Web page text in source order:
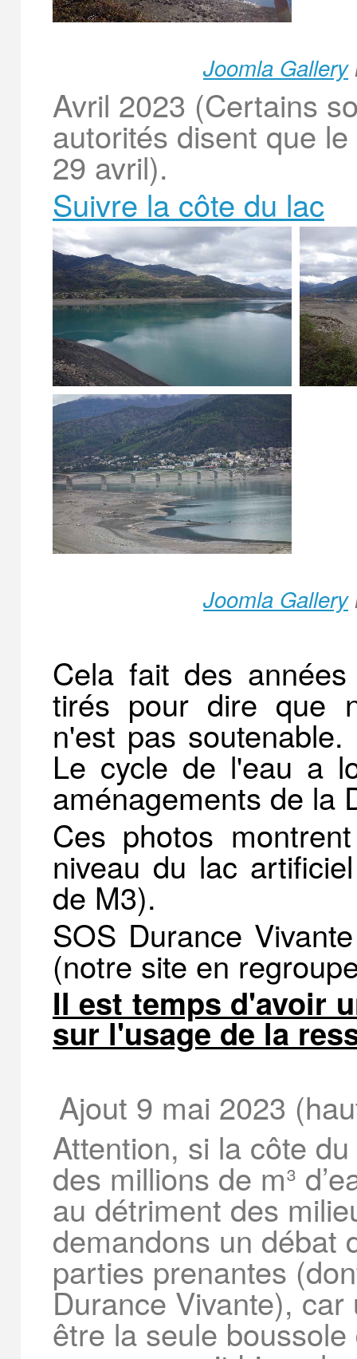
Joomla Gallery
Avril 2023 (Certains
autorités disent que
29 avril).
Suivre la côte du lac
Joomla Gallery
Cela fait des
tirés pour dire que
n'est pas
Le cycle de l'eau a
aménagements de la
Ces photos
niveau du lac
de M3).
SOS Durance
(notre site en
Il est temps d'avoir
sur l'usage de la
Ajout 9 mai 2023
Attention, si la côte
des millions de m³
au détriment des
demandons un débat
parties prenantes
Durance Vivante),
être la seule